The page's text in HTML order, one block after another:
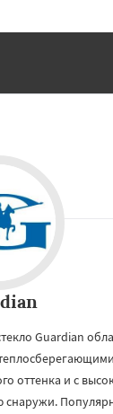
Guardian
оттенка и с
снаружи.